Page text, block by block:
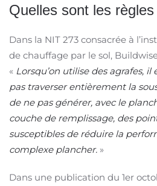
Quelles sont les
Dans la NIT 273 consacrée à
de chauffage par le sol,
« Lorsqu’on utilise des agrafes,
pas traverser entièrement la
de ne pas générer, avec le
couche de remplissage, des
susceptibles de réduire la
complexe plancher. »
Dans une publication du 1er